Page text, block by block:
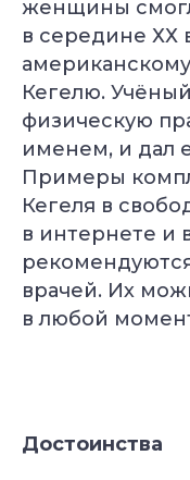
женщины
в середине ХХ
Кегелю.
физическую
именем, и дал
Примеры
Кегеля в
в интернете и
врачей. Их
в любой
Достоинства